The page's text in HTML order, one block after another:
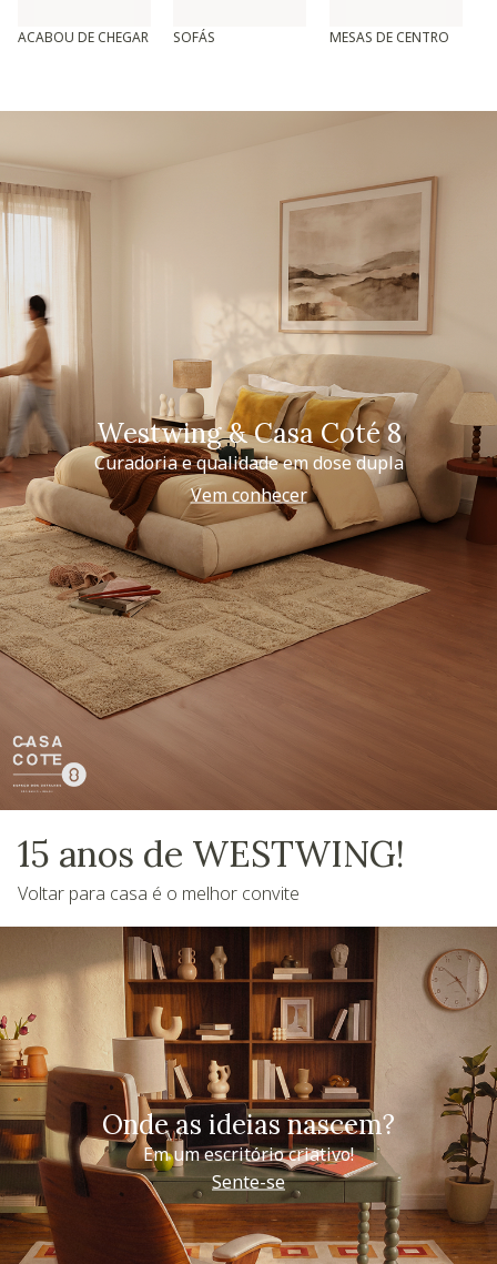
ACABOU DE CHEGAR SOFÁS MESAS DE CENTRO
Westwing & Casa Coté 8
Curadoria e qualidade em dose dupla
Vem conhecer
15 anos de WESTWING!
Voltar para casa é o melhor convite
Onde as ideias nascem?
Em um escritório criativo!
Sente-se